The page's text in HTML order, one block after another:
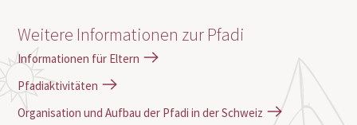
Weitere Informationen zur Pfadi
Informationen für Eltern
Pfadiaktivitäten
Organisation und Aufbau der Pfadi in der Schweiz